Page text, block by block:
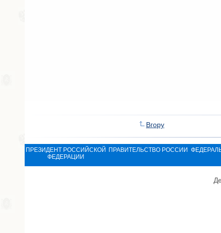
Вгору
ПРЕЗИДЕНТ РОССИЙСКОЙ
ФЕДЕРАЦИИ
ПРАВИТЕЛЬСТВО РОССИИ